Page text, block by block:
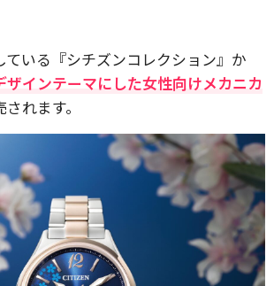
ている『シチズンコレクション』か
ザインテーマにした女性向けメカニカ
れます。